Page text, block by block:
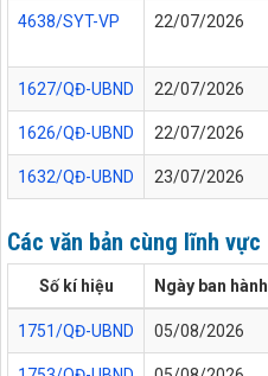
4638/SYT-VP 22/07/2026
1627/QĐ-UBND 22/07/2026
1626/QĐ-UBND 22/07/2026
1632/QĐ-UBND 23/07/2026
Các văn bản cùng lĩnh vực
Số kí hiệu Ngày ban hành
1751/QĐ-UBND 05/08/2026